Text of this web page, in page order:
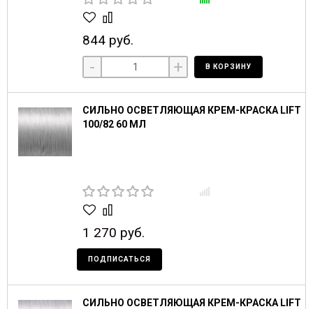
844 руб.
- + В КОРЗИНУ
СИЛЬНО ОСВЕТЛЯЮЩАЯ КРЕМ-КРАСКА LIFT
100/82 60 МЛ
1 270 руб.
ПОДПИСАТЬСЯ
СИЛЬНО ОСВЕТЛЯЮЩАЯ КРЕМ-КРАСКА LIFT